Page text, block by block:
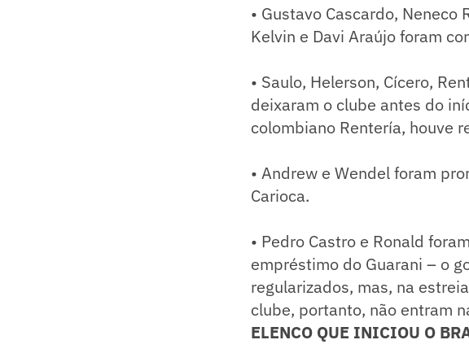
• Gustavo Cascardo, Neneco
Kelvin e Davi Araújo foram
• Saulo, Helerson, Cícero,
deixaram o clube antes do
colombiano Rentería, houve
• Andrew e Wendel foram
Carioca.
• Pedro Castro e Ronald
empréstimo do Guarani – o
regularizados, mas, na
clube, portanto, não entram
ELENCO QUE INICIOU O